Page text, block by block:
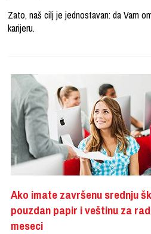
Zato, naš cilj je jednostavan: da Vam
karijeru.
Ako imate završenu srednju
pouzdan papir i veštinu za
meseci